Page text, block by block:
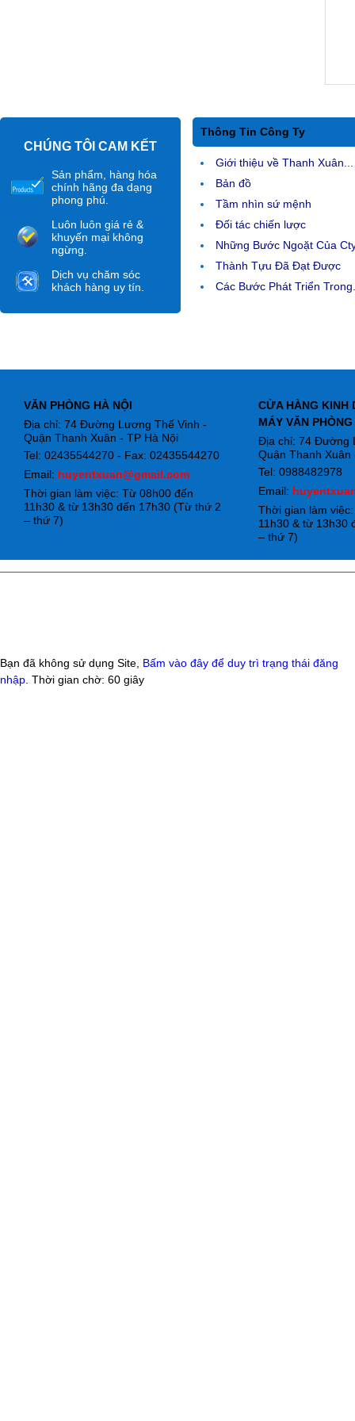
CHÚNG TÔI CAM KẾT
Sản phẩm, hàng hóa
chính hãng đa dạng
phong phú.
Luôn luôn giá rẻ &
khuyến mại không
ngừng.
Dịch vụ chăm sóc
khách hàng uy tín.
Thông Tin Công Ty
Giới thiệu về Thanh Xuân...
Bản đồ
Tầm nhìn sứ mệnh
Đối tác chiến lược
Những Bước Ngoặt Của
Thành Tựu Đã Đạt Được
Các Bước Phát Triển
VĂN PHÒNG HÀ NỘI
Địa chỉ: 74 Đường Lương Thế Vinh -
Quận Thanh Xuân - TP Hà Nội
Tel: 02435544270 - Fax: 02435544270
Email: huyentxuan@gmail.com
Thời gian làm việc: Từ 08h00 đến
11h30 & từ 13h30 đến 17h30 (Từ thứ 2
– thứ 7)
CỬA HÀNG KINH
MÁY VĂN PHÒNG
Địa chỉ: 74 Đường
Quận Thanh Xuân
Tel: 0988482978
Email:
Thời gian làm
11h30 & từ 13h30
– thứ 7)
Bạn đã không sử dụng Site, Bấm vào đây để duy trì trạng thái đăng
nhập . Thời gian chờ: 60 giây